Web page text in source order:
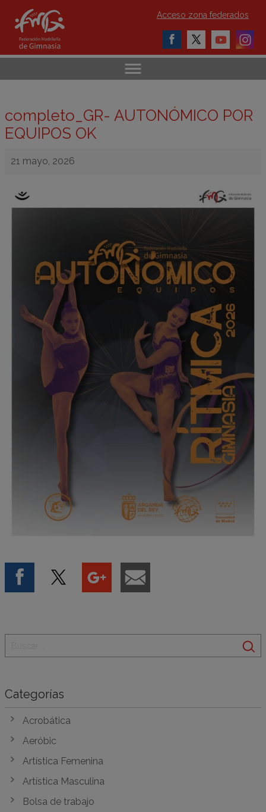
Acceso zona federados
completo_GR- AUTONÓMICO POR
EQUIPOS OK
21 mayo, 2026
Categorías
Acrobática
Aeróbic
Artística Femenina
Artística Masculina
Bolsa de trabajo